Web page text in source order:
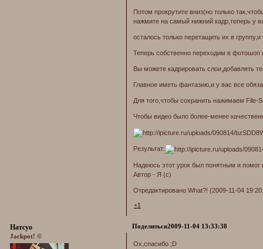
Потом прокрутите вниз(но только
нажмите на самый нижний кадр,теперь у
осталось только перетащить их в группу,и
Теперь собственно переходим в фотошоп
Вы можете кадрировать слои,добавлять
Главное иметь фантазию,и у вас все
Для того,чтобы сохранить нажимаем File-
Чтобы видео было более-менее
Результат:
Надеюсь этот урок был понятным и помог
Автор - Я (с)
Отредактировано What?! (2009-11-04
+1
Поделиться2009-11-04 13:33:38
Натсуо
Jackpot! ©
Ох,спасибо ;D